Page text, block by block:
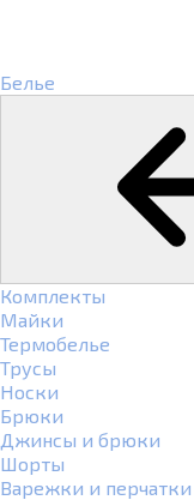
Белье
Комплекты
Майки
Термобелье
Трусы
Носки
Брюки
Джинсы и брюки
Шорты
Варежки и перчатки